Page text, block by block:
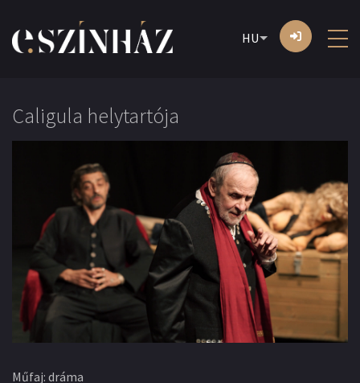
HU
Caligula helytartója
Műfaj: dráma